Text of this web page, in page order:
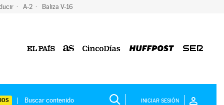
A-2 Baliza V-16
INICIAR SESIÓN